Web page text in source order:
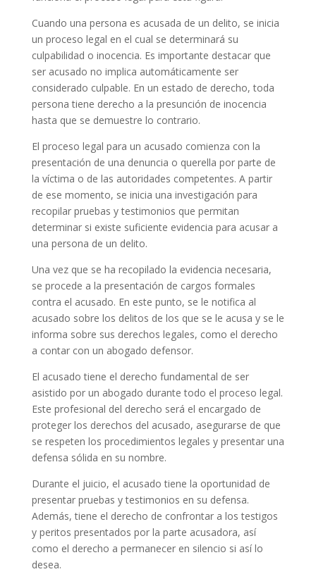
Cuando una persona es acusada de un delito, se inicia
un proceso legal en el cual se determinará su
culpabilidad o inocencia. Es importante destacar que
ser acusado no implica automáticamente ser
considerado culpable. En un estado de derecho, toda
persona tiene derecho a la presunción de inocencia
hasta que se demuestre lo contrario.
El proceso legal para un acusado comienza con la
presentación de una denuncia o querella por parte de
la víctima o de las autoridades competentes. A partir
de ese momento, se inicia una investigación para
recopilar pruebas y testimonios que permitan
determinar si existe suficiente evidencia para acusar a
una persona de un delito.
Una vez que se ha recopilado la evidencia necesaria,
se procede a la presentación de cargos formales
contra el acusado. En este punto, se le notifica al
acusado sobre los delitos de los que se le acusa y se le
informa sobre sus derechos legales, como el derecho
a contar con un abogado defensor.
El acusado tiene el derecho fundamental de ser
asistido por un abogado durante todo el proceso legal.
Este profesional del derecho será el encargado de
proteger los derechos del acusado, asegurarse de que
se respeten los procedimientos legales y presentar una
defensa sólida en su nombre.
Durante el juicio, el acusado tiene la oportunidad de
presentar pruebas y testimonios en su defensa.
Además, tiene el derecho de confrontar a los testigos
y peritos presentados por la parte acusadora, así
como el derecho a permanecer en silencio si así lo
desea.